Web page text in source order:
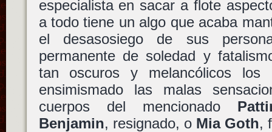
especialista en sacar a flote
a todo tiene un algo que acaba
el desasosiego de sus
permanente de soledad y
tan oscuros y melancólicos los
ensimismado las malas
cuerpos del mencionado
Benjamin, resignado, o Mia Goth,